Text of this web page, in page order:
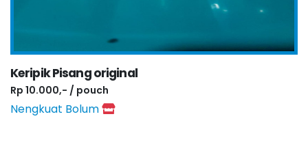
Keripik Pisang original
Rp 10.000,- / pouch
Nengkuat Bolum